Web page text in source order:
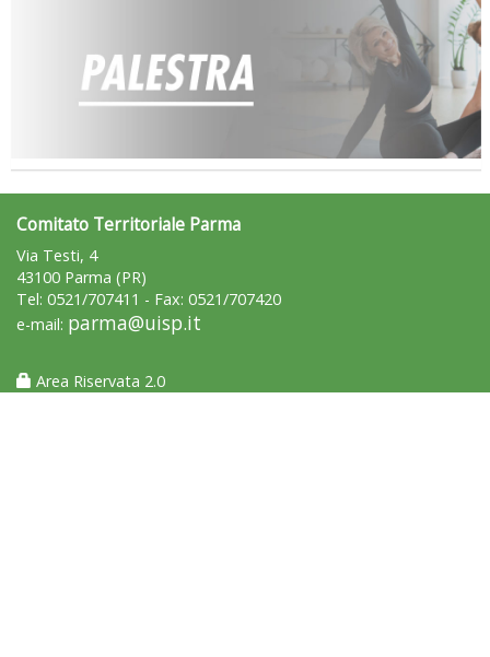
Comitato Territoriale Parma
Via Testi, 4
43100 Parma (PR)
Tel: 0521/707411 - Fax: 0521/707420
e-mail: parma@uisp.it
Area Riservata 2.0